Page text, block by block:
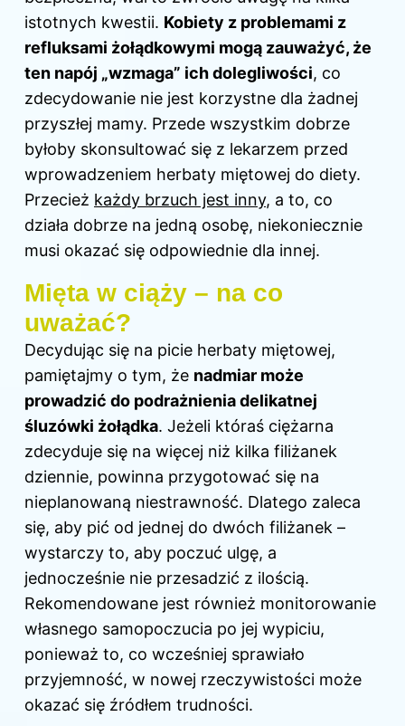
istotnych kwestii. Kobiety z problemami z
refluksami żołądkowymi mogą zauważyć, że
ten napój „wzmaga” ich dolegliwości, co
zdecydowanie nie jest korzystne dla żadnej
przyszłej mamy. Przede wszystkim dobrze
byłoby skonsultować się z lekarzem przed
wprowadzeniem herbaty miętowej do diety.
Przecież każdy brzuch jest inny, a to, co
działa dobrze na jedną osobę, niekoniecznie
musi okazać się odpowiednie dla innej.
Mięta w ciąży – na co
uważać?
Decydując się na picie herbaty miętowej,
pamiętajmy o tym, że nadmiar może
prowadzić do podrażnienia delikatnej
śluzówki żołądka. Jeżeli któraś ciężarna
zdecyduje się na więcej niż kilka filiżanek
dziennie, powinna przygotować się na
nieplanowaną niestrawność. Dlatego zaleca
się, aby pić od jednej do dwóch filiżanek –
wystarczy to, aby poczuć ulgę, a
jednocześnie nie przesadzić z ilością.
Rekomendowane jest również monitorowanie
własnego samopoczucia po jej wypiciu,
ponieważ to, co wcześniej sprawiało
przyjemność, w nowej rzeczywistości może
okazać się źródłem trudności.